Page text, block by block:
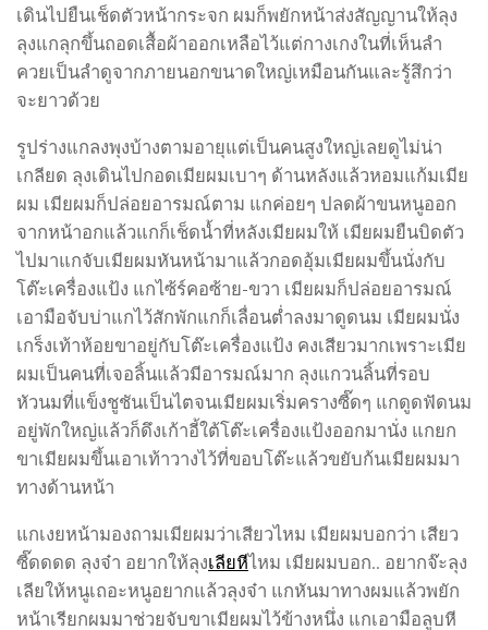
เดินไปยืนเช็ดตัวหน้ากระจก ผมก็พยักหน้าส่งสัญญานให้ลุง
ลุงแกลุกขึ้นถอดเสื้อผ้าออกเหลือไว้แต่กางเกงในที่เห็นลำ
ควยเป็นลำดูจากภายนอกขนาดใหญ่เหมือนกันและรู้สึกว่า
จะยาวด้วย
รูปร่างแกลงพุงบ้างตามอายุแต่เป็นคนสูงใหญ่เลยดูไม่น่า
เกลียด ลุงเดินไปกอดเมียผมเบาๆ ด้านหลังแล้วหอมแก้มเมีย
ผม เมียผมก็ปล่อยอารมณ์ตาม แกค่อยๆ ปลดผ้าขนหนูออก
จากหน้าอกแล้วแกก็เช็ดน้ำที่หลังเมียผมให้ เมียผมยืนบิดตัว
ไปมาแกจับเมียผมหันหน้ามาแล้วกอดอุ้มเมียผมขึ้นนั่งกับ
โต๊ะเครื่องแป้ง แกไซ้ร์คอซ้าย-ขวา เมียผมก็ปล่อยอารมณ์
เอามือจับบ่าแกไว้สักพักแกก็เลื่อนต่ำลงมาดูดนม เมียผมนั่ง
เกร็งเท้าห้อยขาอยู่กับโต๊ะเครื่องแป้ง คงเสียวมากเพราะเมีย
ผมเป็นคนที่เจอลิ้นแล้วมีอารมณ์มาก ลุงแกวนลิ้นที่รอบ
หัวนมที่แข็งชูชันเป็นไตจนเมียผมเริ่มครางซี๊ดๆ แกดูดฟัดนม
อยู่พักใหญ่แล้วก็ดึงเก้าอี้ใต้โต๊ะเครื่องแป้งออกมานั่ง แกยก
ขาเมียผมขึ้นเอาเท้าวางไว้ที่ขอบโต๊ะแล้วขยับก้นเมียผมมา
ทางด้านหน้า
แกเงยหน้ามองถามเมียผมว่าเสียวไหม เมียผมบอกว่า เสียว
ซี๊ดดดด ลุงจ๋า อยากให้ลุงเลียหีไหม เมียผมบอก.. อยากจ๊ะลุง
เลียให้หนูเถอะหนูอยากแล้วลุงจ๋า แกหันมาทางผมแล้วพยัก
หน้าเรียกผมมาช่วยจับขาเมียผมไว้ข้างหนึ่ง แกเอามือลูบหี